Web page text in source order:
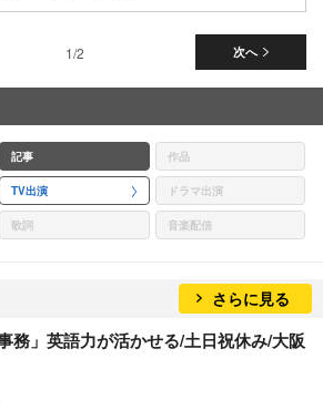
次へ
1/2
記事 作品
TV出演 ドラマ出演
歌詞 音楽配信
さらに見る
務」英語力が活かせる/土日祝休み/大阪